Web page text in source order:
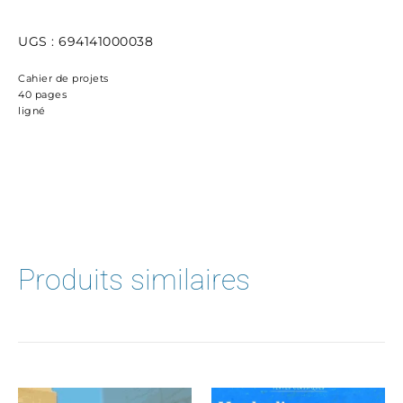
UGS : 694141000038
Cahier de projets
40 pages
ligné
Produits similaires